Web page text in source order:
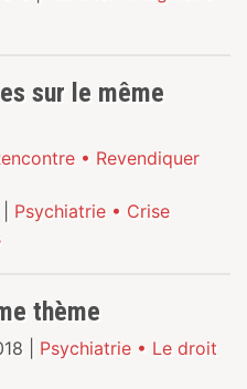
sur le même
• Revendiquer
Psychiatrie • Crise
thème
| Psychiatrie • Le droit